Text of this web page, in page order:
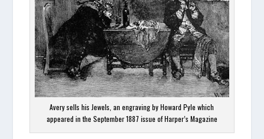
Avery sells his Jewels, an engraving by Howard Pyle which
appeared in the September 1887 issue of Harper’s Magazine